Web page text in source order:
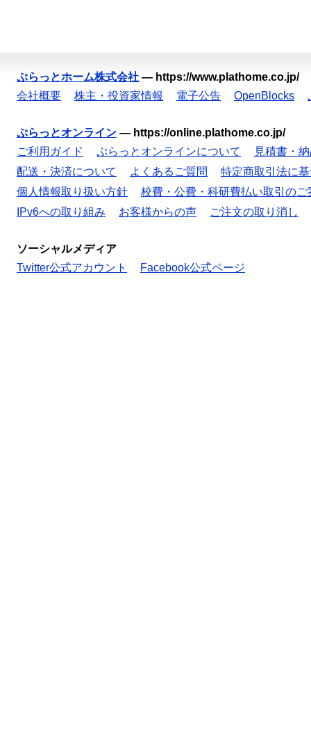
ぷらっとホーム株式会社 — https://www.plathome.co.jp/
会社概要
株主・投資家情報 電子公告 OpenBlocks
ぷらっとオンライン — https://online.plathome.co.jp/
ご利用ガイド
ぷらっとオンラインについて
見積書・
配送・決済について
よくあるご質問
特定商取引法に
個人情報取り扱い方針
校費・公費・科研費払い取引のご
IPv6への取り組み
お客様からの声 ご注文の取り消し
ソーシャルメディア
Twitter公式アカウント
Facebook公式ページ